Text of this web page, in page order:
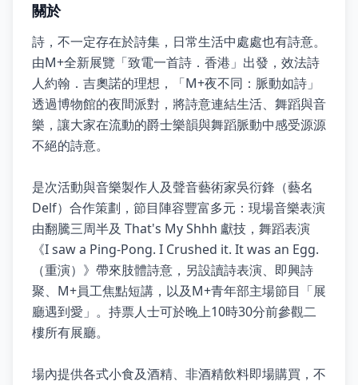
關於
詩，不一定存在於詩集，日常生活中處處也有詩意。
由M+全新展覽「致電一首詩．香港」出發，效法詩
人約翰．吉奧諾的理想，「M+夜不同：脈動如詩」
透過博物館的夜間派對，將詩意連結生活、舞蹈與音
樂，讓大家在流動的爵士樂韻與舞蹈脈動中感受源源
不絕的詩意。
是次活動與音樂製作人及聲音藝術家吳衍鋒（藝名
Delf）合作策劃，節目陣容豐富多元：現場音樂表演
由翻騰三周半及 That's My Shhh 獻技，舞蹈表演
《I saw a Ping-Pong. I Crushed it. It was an Egg.
（重演）》帶來肢體詩意，另設讀詩表演、即興詩
聚、M+員工焦點短講，以及M+青年部主場節目「展
廳遇到愛」。持票人士可於晚上10時30分前參觀二
樓所有展廳。
場內提供各式小食及酒精、非酒精飲料即場購買，不